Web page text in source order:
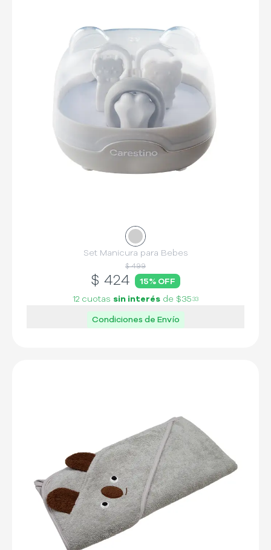
Set Manicura para Bebes
$ 499
$ 424 15% OFF
12 cuotas sin interés de $35 33
Condiciones de Envío